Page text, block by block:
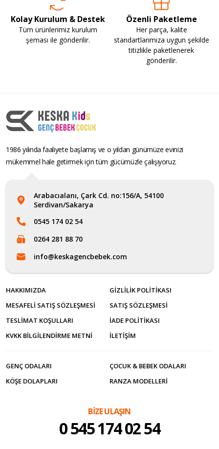
Kolay Kurulum & Destek
Tüm ürünlerimiz kurulum
şeması ile gönderilir.
Özenli Paketleme
Her parça, kalite
standartlarımıza uygun şekilde
titizlikle paketlenerek
gönderilir.
1986 yılında faaliyete başlamış ve o yıldan günümüze evinizi
mükemmel hale getirmek için tüm gücümüzle çalışıyoruz.
Arabacıalanı, Çark Cd. no:156/A, 54100
Serdivan/Sakarya
0545 174 02 54
0264 281 88 70
info@keskagencbebek.com
HAKKIMIZDA
GIZLILIK POLITIKASI
MESAFELI SATIŞ SÖZLEŞMESI
SATIŞ SÖZLEŞMESI
TESLIMAT KOŞULLARI
İADE POLITIKASI
KVKK BILGILENDIRME METNI
İLETİŞİM
GENÇ ODALARI
ÇOCUK & BEBEK ODALARI
KÖŞE DOLAPLARI
RANZA MODELLERI
BİZE ULAŞIN
0 545 174 02 54